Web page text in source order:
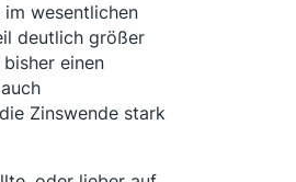
wesentlichen
deutlich größer
einen
Zinswende stark